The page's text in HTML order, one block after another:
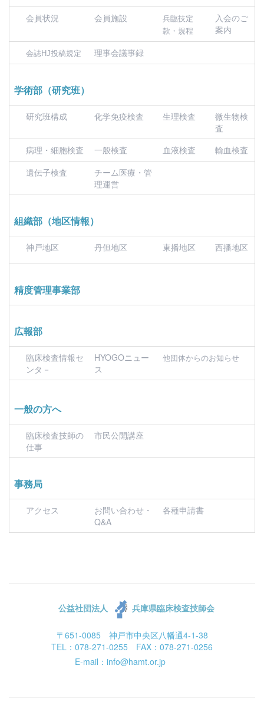
会員状況 会員施設
兵臨技定
款・規程
入会のご
案内
会誌HJ投稿規定 理事会議事録
学術部（研究班）
研究班構成 化学免疫検査 生理検査
微生物検
査
病理・細胞検査
一般検査 血液検査
輸血検査
遺伝子検査
チーム医療・管
理運営
組織部（地区情報）
神戸地区 丹但地区 東播地区 西播地区
精度管理事業部
広報部
臨床検査情報セ
ンタ－
HYOGOニュー
ス
他団体からのお知らせ
一般の方へ
臨床検査技師の
仕事
市民公開講座
事務局
アクセス
お問い合わせ・
Q&A
各種申請書
公益社団法人 兵庫県臨床検査技師会
〒651-0085 神戸市中央区八幡通4-1-38
TEL：078-271-0255 FAX：078-271-0256
E-mail：info@hamt.or.jp